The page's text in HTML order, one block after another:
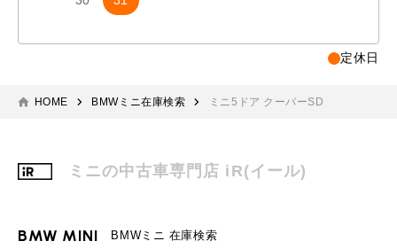
定休日
HOME BMWミニ在庫検索 ミニ5ドア クーパーSD
ミニの中古車専門店 iR(イール)
BMW MINI BMWミニ 在庫検索